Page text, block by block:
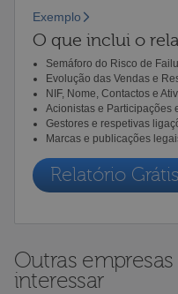
Exemplo
O que inclui o
Semáforo do Risco de
Evolução das Vendas e
NIF, Nome, Contactos e
Acionistas e Participações
Gestores e respetivas
Marcas e publicações
Relatório
Outras
interessar